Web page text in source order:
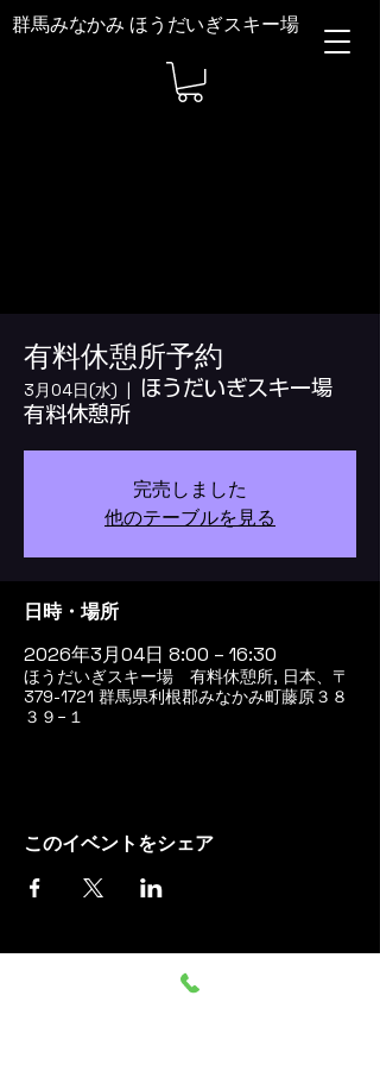
群馬みなかみ ほうだいぎスキー場
有料休憩所予約
3月04日(水)
  |
ほうだいぎスキー場
有料休憩所
完売しました
他のテーブルを見る
日時・場所
2026年3月04日 8:00 – 16:30
ほうだいぎスキー場 有料休憩所, 日本、〒
379-1721 群馬県利根郡みなかみ町藤原３８
３９−１
このイベントをシェア
群馬みなかみ ほうだいぎス